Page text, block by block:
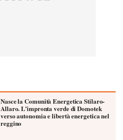
Nasce la Comunità Energetica Stilaro-
Allaro. L’impronta verde di Domotek
verso autonomia e libertà energetica nel
reggino